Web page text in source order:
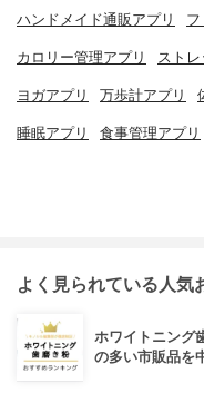
ハンドメイド通販アプリ フ
カロリー管理アプリ スト
ヨガアプリ 万歩計アプリ
睡眠アプリ 食事管理アプリ
よく見られている人気
ホワイトニング
の多い市販品を